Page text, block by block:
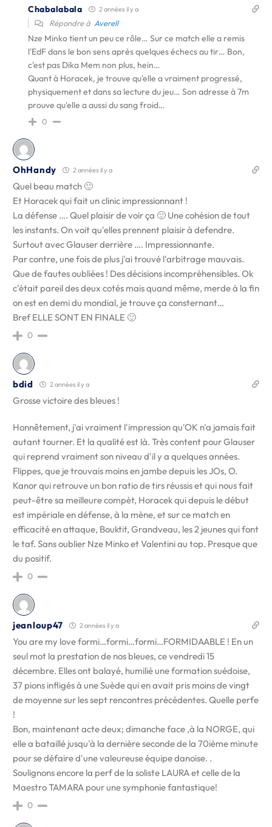
Chabalabala 2 années il y a
Répondre à Averell
Nze Minko tient un peu ce rôle… Sur ce match elle a remis
l'EdF dans le bon sens après quelques échecs au tir… Bon,
c'est pas Dika Mem non plus, hein…
Quant à Horacek, je trouve qu'elle a vraiment progressé,
physiquement et dans sa lecture du jeu… Son adresse à 7m
prouve qu'elle a aussi du sang froid…
0
OhHandy 2 années il y a
Quel beau match 🙂
Et Horacek qui fait un clinic impressionnant !
La défense …. Quel plaisir de voir ça 🙂 Une cohésion de tout
les instants. On voit qu'elles prennent plaisir à defendre.
Surtout avec Glauser derrière …. Impressionnante.
Par contre, une fois de plus j'ai trouvé l'arbitrage mauvais.
Que de fautes oubliées ! Des décisions incompréhensibles. Ok
c'était pareil des deux cotés mais quand même, merde à la fin
on est en demi du mondial, je trouve ça consternant…
Bref ELLE SONT EN FINALE 🙂
0
bdid 2 années il y a
Grosse victoire des bleues !
Honnêtement, j'ai vraiment l'impression qu'OK n'a jamais fait
autant tourner. Et la qualité est là. Très content pour Glauser
qui reprend vraiment son niveau d'il y a quelques années.
Flippes, que je trouvais moins en jambe depuis les JOs, O.
Kanor qui retrouve un bon ratio de tirs réussis et qui nous fait
peut-être sa meilleure compèt, Horacek qui depuis le début
est impériale en défense, à la mène, et sur ce match en
efficacité en attaque, Bouktit, Grandveau, les 2 jeunes qui font
le taf. Sans oublier Nze Minko et Valentini au top. Presque que
du positif.
0
jeanloup47 2 années il y a
You are my love formi…formi…formi…FORMIDAABLE ! En un
seul mot la prestation de nos bleues, ce vendredi 15
décembre. Elles ont balayé, humilié une formation suédoise,
37 pions infligés à une Suède qui en avait pris moins de vingt
de moyenne sur les sept rencontres précédentes. Quelle perfe
!
Bon, maintenant acte deux; dimanche face ,à la NORGE, qui
elle a bataillé jusqu'à la dernière seconde de la 70ième minute
pour se défaire d'une valeureuse équipe danoise. .
Soulignons encore la perf de la soliste LAURA et celle de la
Maestro TAMARA pour une symphonie fantastique!
0